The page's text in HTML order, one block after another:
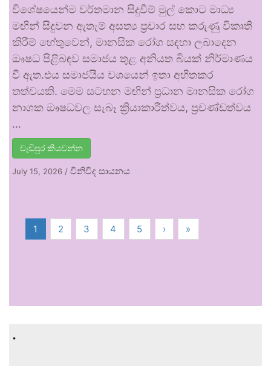
විශේෂයෙන්ම වර්තමාන සිදුවීම් මුල් කොට මාධ්‍ය
මඟින් සිදුවන ඇතැම් අසත්‍ය ප්‍රචාර සහ කරුණු විකෘති
කිරීම් හේතුවෙන්, මානසික රෝග සඳහා ලබාදෙන
ඖෂධ පිළිබඳව සමාජය තුළ අනියත බියක් නිර්මාණය
වී ඇත.එය සමාජයීය වශයෙන් ඉතා අහිතකර
තත්වයකි. මෙම සටහන මඟින් ප්‍රධාන මානසික රෝග
නාශක ඖෂධවල සැබෑ ක්‍රියාකාරීත්වය, ප්‍රචණ්ඩත්වය
…
වැඩිපුර කියවන්න
July 15, 2026 / විනිවිද සායනය
1 2 3 4 5 › »
.